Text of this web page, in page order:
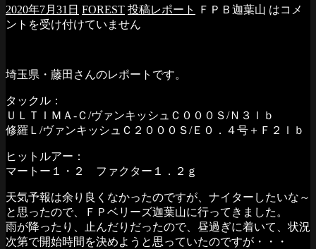
2020年7月31日 FOREST 投稿レポート ＦＰＢ迦葉山 はコメ
ントを受け付けていません
埼玉県・藤田さんのレポートです。
タックル：
ＵＬＴＩＭＡ-Ｃ/ヴァンキッシュＣ０００Ｓ/Ｎ３ｌｂ
修羅Ｌ/ヴァンキッシュＣ２０００Ｓ/Ｅ０．４号＋Ｆ２ｌｂ
ヒットルアー：
マートー１・２ ファクター１．２ｇ
天気予報は余り良くなかったのですが、ナイターしたいな～
と思ったので、ＦＰベリーズ迦葉山に行ってきました。
雨が降ったり、止んだりだったので、昼過ぎに着いて、状況
次第で開始時間を決めようと思っていたのですが・・・